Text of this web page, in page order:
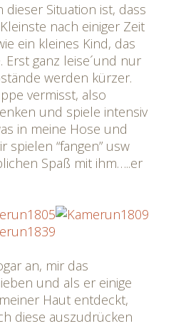
Situation ist, dass
nach einiger Zeit
ein kleines Kind, das
ganz leise´und nur
werden kürzer.
vermisst, also
und spiele intensiv
in meine Hose und
spielen “fangen” usw
Spaß mit ihm…..er
an, mir das
und als er einige
Haut entdeckt,
diese auszudrücken